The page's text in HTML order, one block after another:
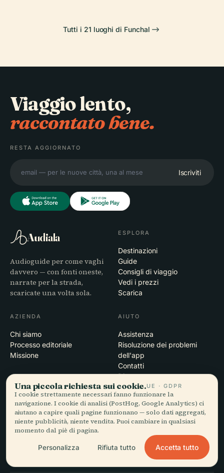
Tutti i 21 luoghi di Funchal
Viaggio lento,
raccontato bene.
RESTA AGGIORNATO
Iscriviti
Audiala
Audioguide per come vaghi
davvero — con fonti oneste,
narrate per la strada,
scaricate una volta sola.
ESPLORA
Destinazioni
Guide
Consigli di viaggio
Vedi i prezzi
Scarica
AZIENDA
Chi siamo
Processo editoriale
Missione
AIUTO
Assistenza
Risoluzione dei problemi
dell'app
Contatti
Diventa partner
Privacy
Termini
Elimina account
Una piccola richiesta sui cookie.UE · GDPR
I cookie strettamente necessari fanno funzionare la
navigazione. I cookie di analisi (PostHog, Google Analytics) ci
aiutano a capire quali pagine funzionano — solo dati aggregati,
niente pubblicità, niente vendita. Puoi cambiare in qualsiasi
momento dal piè di pagina.
Personalizza Rifiuta tutto Accetta tutto